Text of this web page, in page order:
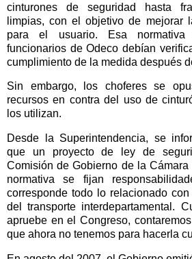
cinturones de seguridad hasta
limpias, con el objetivo de mejorar
para el usuario. Esa
funcionarios de Odeco debían
cumplimiento de la medida después
Sin embargo, los choferes se
recursos en contra del uso de
los utilizan.
Desde la Superintendencia, se
que un proyecto de ley de
Comisión de Gobierno de la
normativa se fijan
corresponde todo lo relacionado
del transporte interdepartamental.
apruebe en el Congreso,
que ahora no tenemos para hacerla